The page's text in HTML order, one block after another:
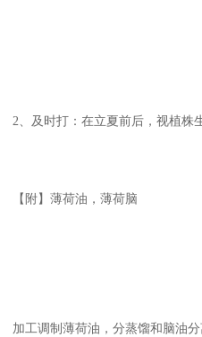
2、及时打：在立夏前后，视植株
【附】薄荷油，薄荷脑
加工调制薄荷油，分蒸馏和脑油分